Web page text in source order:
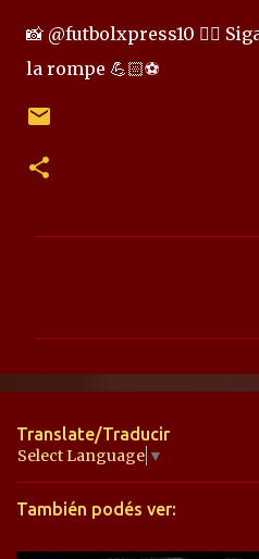
📸 @futbolxpress10 👈🏻
la rompe 💪🏻⚽
n
a
r
i
Translate/Traducir
Select Language ▼
También podés ver: